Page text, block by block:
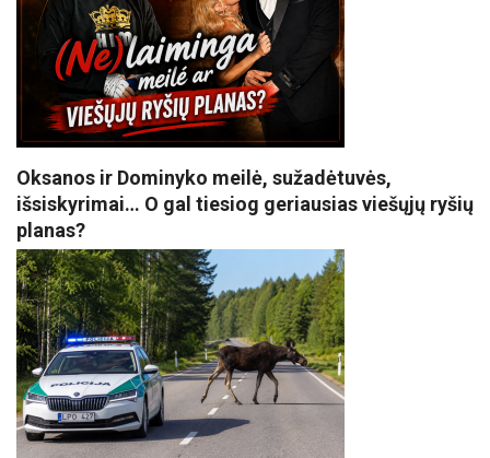
Oksanos ir Dominyko meilė, sužadėtuvės,
išsiskyrimai… O gal tiesiog geriausias viešųjų ryšių
planas?